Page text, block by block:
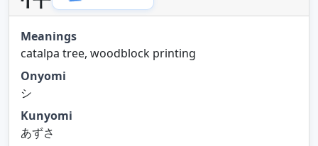
Meanings
catalpa tree, woodblock printing
Onyomi
シ
Kunyomi
あずさ